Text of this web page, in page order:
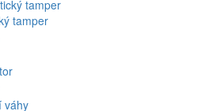
tamper